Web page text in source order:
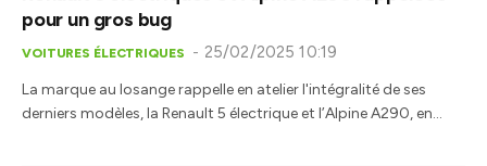
pour un gros bug
VOITURES ÉLECTRIQUES 25/02/2025 10:19
La marque au losange rappelle en atelier l'intégralité de ses
derniers modèles, la Renault 5 électrique et l’Alpine A290, en…